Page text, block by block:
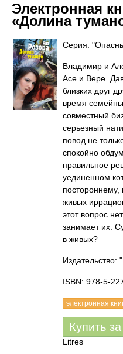
Электронная
«Долина
Серия:
Владимир и
Асе и Вере.
близких друг
время
совместный
серьезный
повод не
спокойно
правильное
уединенном
живых
этот вопрос
занимает их.
в живых?
Издательство:
ISBN: 978-5-
электронная
Купить за
Litres